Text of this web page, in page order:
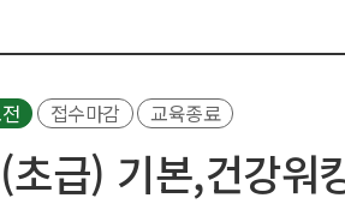
접수마감 교육종료
급) 기본,건강워